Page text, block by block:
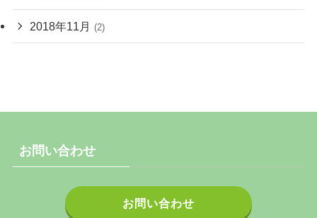
2018年11月 (2)
お問い合わせ
お問い合わせ